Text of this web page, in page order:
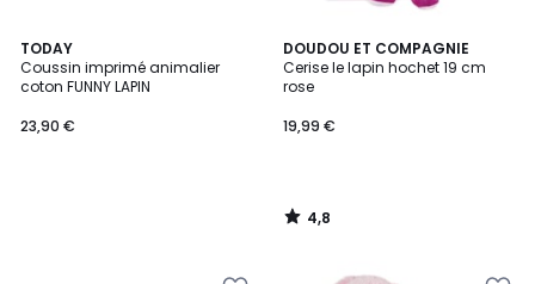
TODAY
Coussin imprimé animalier
coton FUNNY LAPIN
23,90 €
DOUDOU ET COMPAGNIE
Cerise le lapin hochet 19 cm
rose
19,99 €
4,8
/ 5
4,8
/